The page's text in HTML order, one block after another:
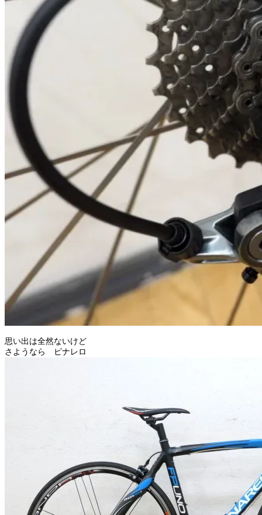
思い出は全然ないけど
さようなら ピナレロ